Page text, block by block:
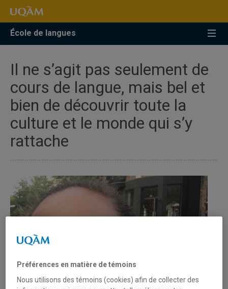
Accéder
recherche
Accéder
menu
pricipal
Accéder
zone
École de langues
Il ne s’agit pas seulement de
cours de langue, mais bel et
bien de découvrir toute la
culture et le monde qui s’y
rattache
Préférences en matière de témoins
Nous utilisons des témoins (cookies) afin de collecter des